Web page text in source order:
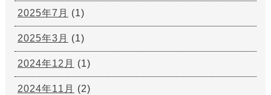
2025年7月 (1)
2025年3月 (1)
2024年12月 (1)
2024年11月 (2)